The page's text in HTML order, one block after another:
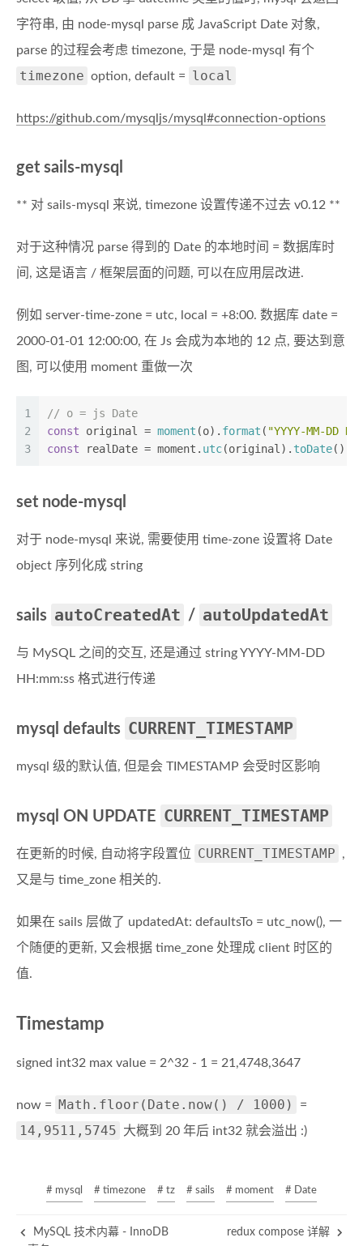
字符串, 由 node-mysql parse 成 JavaScript Date 对象,
parse 的过程会考虑 timezone, 于是 node-mysql 有个
timezone option, default = local
https://github.com/mysqljs/mysql#connection-options
get sails-mysql
** 对 sails-mysql 来说, timezone 设置传递不过去 v0.12 **
对于这种情况 parse 得到的 Date 的本地时间 = 数据库时
间, 这是语言 / 框架层面的问题, 可以在应用层改进.
例如 server-time-zone = utc, local = +8:00. 数据库 date =
2000-01-01 12:00:00, 在 Js 会成为本地的 12 点, 要达到意
图, 可以使用 moment 重做一次
1
2
3
// o = js Date
const original = moment (o). format ( "YYYY-MM-DD
const realDate = moment. utc(original). toDate();
set node-mysql
对于 node-mysql 来说, 需要使用 time-zone 设置将 Date
object 序列化成 string
sails autoCreatedAt / autoUpdatedAt
与 MySQL 之间的交互, 还是通过 string YYYY-MM-DD
HH:mm:ss 格式进行传递
mysql defaults CURRENT_TIMESTAMP
mysql 级的默认值, 但是会 TIMESTAMP 会受时区影响
mysql ON UPDATE CURRENT_TIMESTAMP
在更新的时候, 自动将字段置位 CURRENT_TIMESTAMP
,
又是与 time_zone 相关的.
如果在 sails 层做了 updatedAt: defaultsTo = utc_now(), 一
个随便的更新, 又会根据 time_zone 处理成 client 时区的
值.
Timestamp
signed int32 max value = 2^32 - 1 = 21,4748,3647
now = Math.floor(Date.now() / 1000) =
14,9511,5745 大概到 20 年后 int32 就会溢出 :)
# mysql # timezone # tz # sails # moment # Date
MySQL 技术内幕 - InnoDB
redux compose 详解